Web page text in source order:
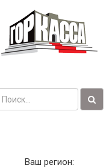
Ваш регион: